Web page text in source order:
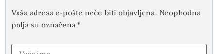
Vaša adresa e-pošte neće biti objavljena. Neophodna
polja su označena*